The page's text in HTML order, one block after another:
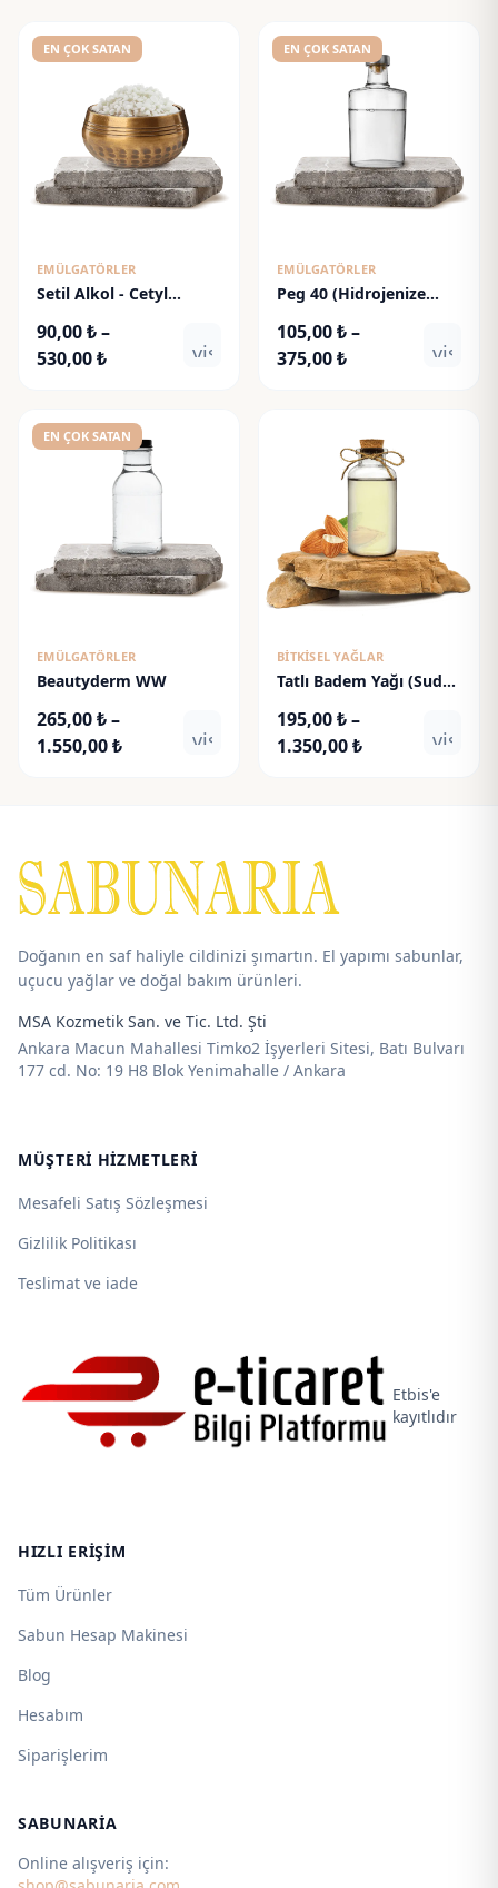
EN ÇOK SATAN
EMÜLGATÖRLER
Setil Alkol - Cetyl
90,00₺–
530,00₺Fiyat
-
530,00 ₺
visibility
EN ÇOK SATAN
EMÜLGATÖRLER
Peg 40 (Hidrojenize
105,00₺–
375,00₺Fiyat
375,00 ₺
EN ÇOK SATAN
EMÜLGATÖRLER
Beautyderm WW
265,00₺–
1.550,00₺Fiyat
visibility
BITKISEL YAĞLAR
Tatlı Badem Yağı (Suda
195,00₺–
1.350,00₺Fiyat
Doğanın en saf haliyle cildinizi şımartın. El yapımı sabunlar,
uçucu yağlar ve doğal bakım ürünleri.
MSA Kozmetik San. ve Tic. Ltd. Şti
Ankara Macun Mahallesi Timko2 İşyerleri Sitesi, Batı Bulvarı
177 cd. No: 19 H8 Blok Yenimahalle / Ankara
MÜŞTERI HIZMETLERI
Mesafeli Satış Sözleşmesi
Gizlilik Politikası
Teslimat ve iade
Etbis'e
kayıtlıdır
HIZLI ERIŞIM
Tüm Ürünler
Sabun Hesap Makinesi
Blog
Hesabım
Siparişlerim
SABUNARIA
Online alışveriş için: